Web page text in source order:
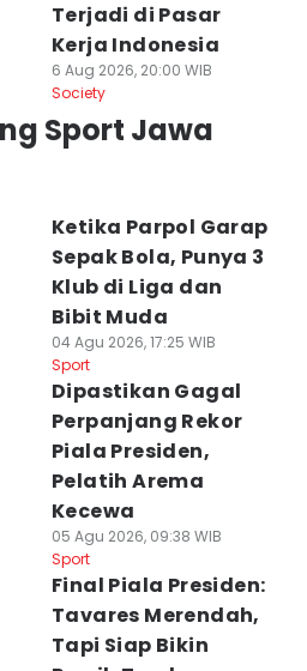
Pemain Asing
Perkuat
Persiapan
Kompetisi, PSS
Terjadi di Pasar
Kerja Indonesia
6 Aug 2026, 20:00 WIB
Society
Sport Jawa
Ketika Parpol Garap
Sepak Bola, Punya 3
Klub di Liga dan
Bibit Muda
04 Agu 2026, 17:25 WIB
Sport
Dipastikan Gagal
Perpanjang Rekor
Piala Presiden,
Pelatih Arema
Kecewa
05 Agu 2026, 09:38 WIB
Sport
Final Piala Presiden:
Tavares Merendah,
Tapi Siap Bikin